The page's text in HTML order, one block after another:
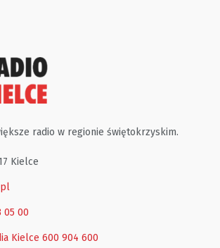
radio w regionie świętokrzyskim.
Kielce
05 00
Kielce 600 904 600